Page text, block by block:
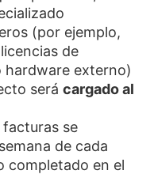
(por ejemplo,
de
externo)
serácargado al
facturas se
de cada
completado en el